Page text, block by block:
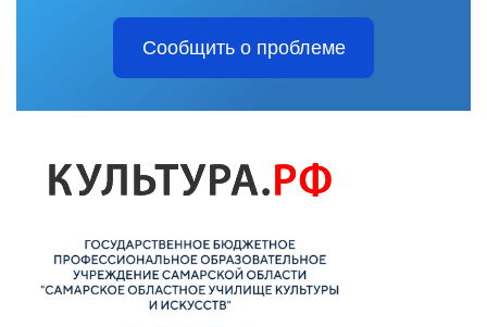
Сообщить о проблеме